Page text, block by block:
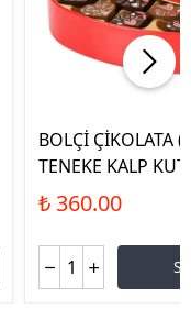
BOLÇİ ÇİKOLATA
TENEKE KALP
₺ 360.00